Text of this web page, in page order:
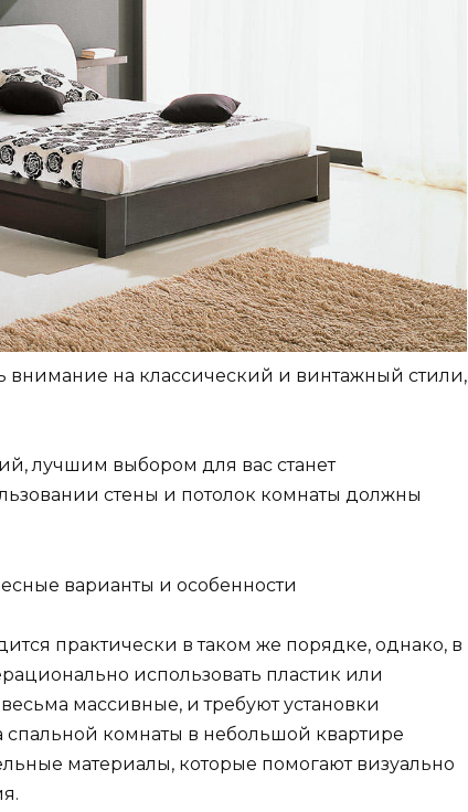
внимание на классический и винтажный стили,
лучшим выбором для вас станет
стены и потолок комнаты должны
варианты и особенности
практически в таком же порядке, однако, в
использовать пластик или
массивные, и требуют установки
комнаты в небольшой квартире
материалы, которые помогают визуально